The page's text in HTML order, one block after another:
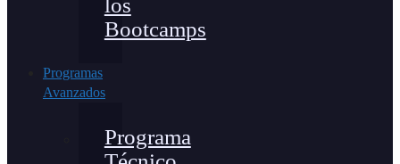
los
Bootcamps
Programas
Avanzados
Programa